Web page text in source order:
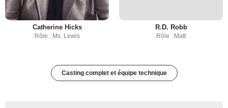
Catherine Hicks
Rôle : Ms. Lewis
R.D. Robb
Rôle : Matt
Casting complet et équipe technique